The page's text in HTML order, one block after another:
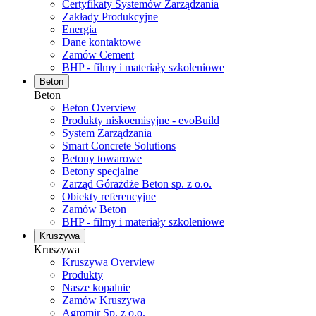
Certyfikaty Systemów Zarządzania
Zakłady Produkcyjne
Energia
Dane kontaktowe
Zamów Cement
BHP - filmy i materiały szkoleniowe
Beton
Beton
Beton Overview
Produkty niskoemisyjne - evoBuild
System Zarządzania
Smart Concrete Solutions
Betony towarowe
Betony specjalne
Zarząd Górażdże Beton sp. z o.o.
Obiekty referencyjne
Zamów Beton
BHP - filmy i materiały szkoleniowe
Kruszywa
Kruszywa
Kruszywa Overview
Produkty
Nasze kopalnie
Zamów Kruszywa
Agromir Sp. z o.o.